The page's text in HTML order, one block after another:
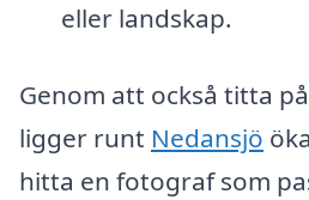
eller landskap.
Genom att också titta
ligger runt Nedansjö
hitta en fotograf som